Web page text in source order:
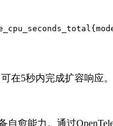
在5秒内完成扩容响应。
愈能力。通过